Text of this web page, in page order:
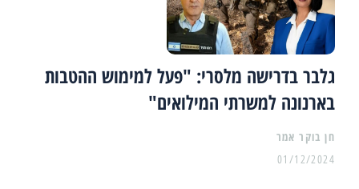
גלבר בדרישה מלסרי: "פעל למימוש ההטבות
בארנונה למשרתי המילואים"
01/12/2024